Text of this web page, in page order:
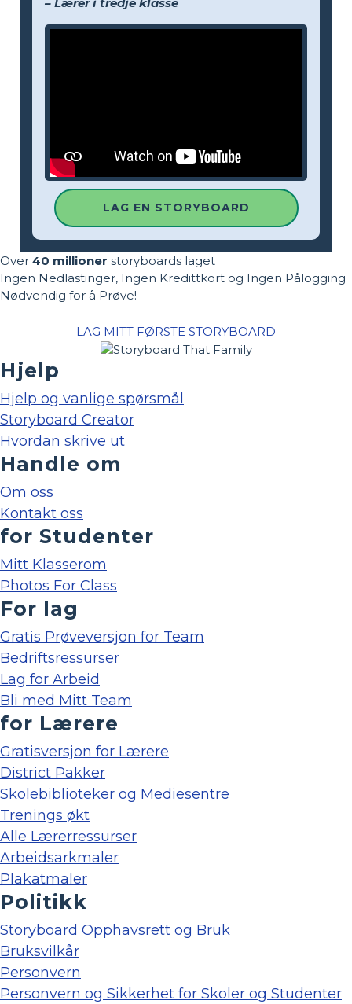
LAG EN STORYBOARD
Over 40 millioner storyboards laget
Ingen Nedlastinger, Ingen Kredittkort og Ingen Pålogging
Nødvendig for å Prøve!
LAG MITT FØRSTE STORYBOARD
Hjelp
Hjelp og vanlige spørsmål
Storyboard Creator
Hvordan skrive ut
Handle om
Om oss
Kontakt oss
for Studenter
Mitt Klasserom
Photos For Class
For lag
Gratis Prøveversjon for Team
Bedriftsressurser
Lag for Arbeid
Bli med Mitt Team
for Lærere
Gratisversjon for Lærere
District Pakker
Skolebiblioteker og Mediesentre
Trenings økt
Alle Lærerressurser
Arbeidsarkmaler
Plakatmaler
Politikk
Storyboard Opphavsrett og Bruk
Bruksvilkår
Personvern
Personvern og Sikkerhet for Skoler og Studenter